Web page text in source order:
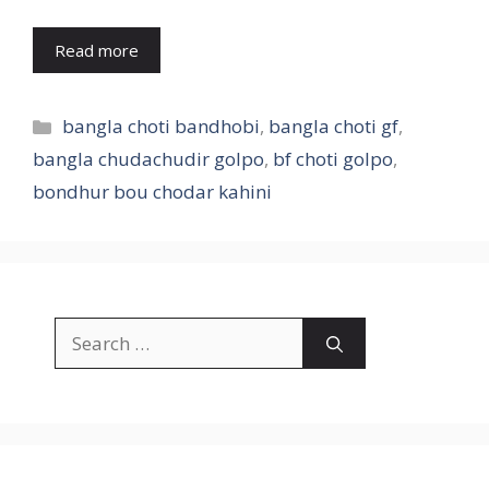
Read more
Categories
bangla choti bandhobi, bangla choti gf,
bangla chudachudir golpo, bf choti golpo,
bondhur bou chodar kahini
for: